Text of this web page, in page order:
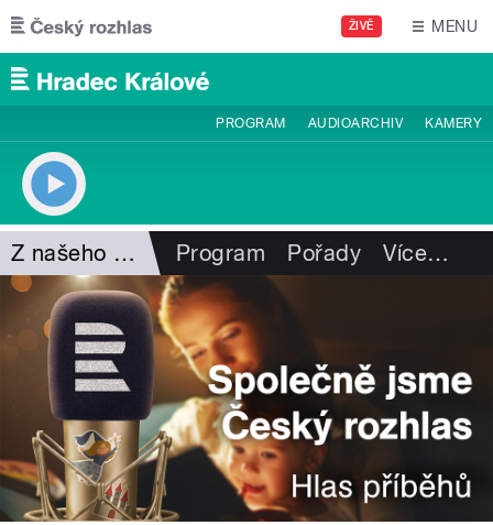
Přejít k hlavnímu obsahu
ŽIVĚ MENU
PROGRAM AUDIOARCHIV KAMERY
Z našeho vysílání Program Pořady Více…